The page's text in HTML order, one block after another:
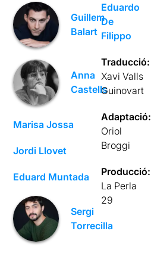
Guillem
Balart
Anna
Castells
Marisa Jossa
Jordi Llovet
Eduard Muntada
Sergi
Torrecilla
Eduardo
De
Filippo
Traducció:
Xavi Valls
Guinovart
Adaptació:
Oriol
Broggi
Producció:
La Perla
29